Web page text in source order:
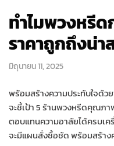
ทำไมพวงหรี
ราคาถูกถึงน่า
มิถุนายน 11, 2025
พร้อมสร้างความประทับใจด้ว
จะชี้เป้า 5 ร้านพวงหรีดคุณภ
ตอบแทนความอาลัยได้ครบเ
จะมีแผนสั่งซื้อชัด พร้อมสร้าง